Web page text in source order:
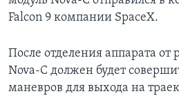
Falcon 9 компании SpaceX.
После отделения аппарата от
Nova-C должен будет
маневров для выхода на